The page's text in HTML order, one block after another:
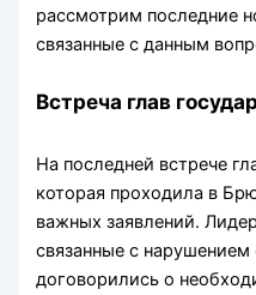
рассмотрим последние
связанные с данным
Встреча глав
На последней встрече
которая проходила в
важных заявлений.
связанные с нарушением
договорились о